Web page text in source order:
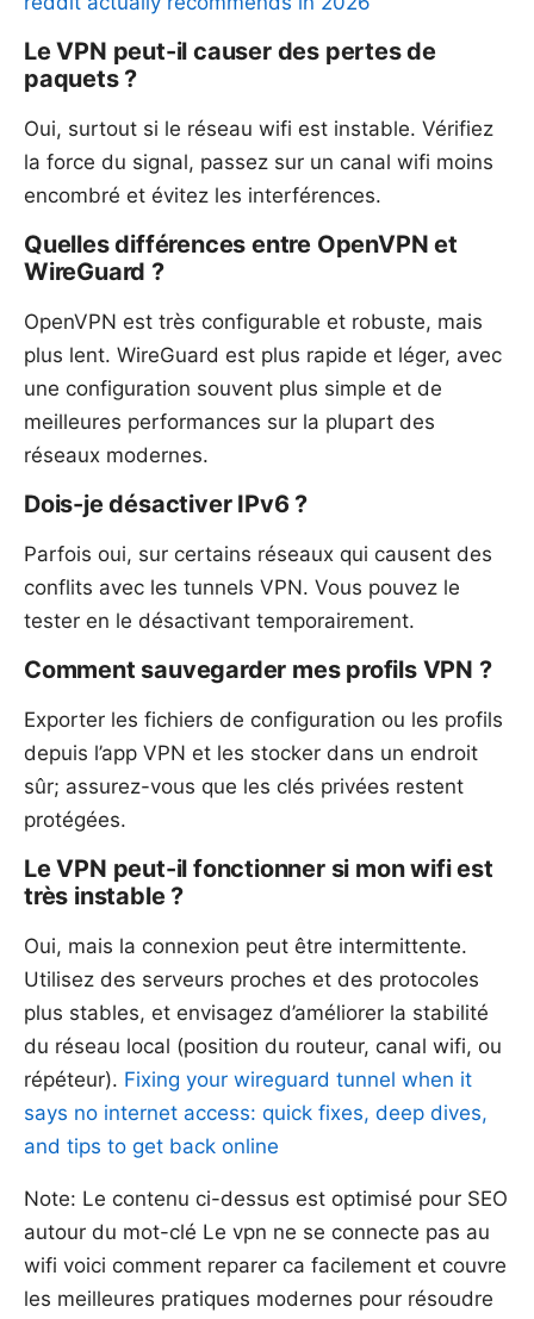
Le VPN peut-il causer des pertes de
paquets ?
Oui, surtout si le réseau wifi est instable. Vérifiez
la force du signal, passez sur un canal wifi moins
encombré et évitez les interférences.
Quelles différences entre OpenVPN et
WireGuard ?
OpenVPN est très configurable et robuste, mais
plus lent. WireGuard est plus rapide et léger, avec
une configuration souvent plus simple et de
meilleures performances sur la plupart des
réseaux modernes.
Dois-je désactiver IPv6 ?
Parfois oui, sur certains réseaux qui causent des
conflits avec les tunnels VPN. Vous pouvez le
tester en le désactivant temporairement.
Comment sauvegarder mes profils VPN ?
Exporter les fichiers de configuration ou les profils
depuis l’app VPN et les stocker dans un endroit
sûr; assurez-vous que les clés privées restent
protégées.
Le VPN peut-il fonctionner si mon wifi est
très instable ?
Oui, mais la connexion peut être intermittente.
Utilisez des serveurs proches et des protocoles
plus stables, et envisagez d’améliorer la stabilité
du réseau local (position du routeur, canal wifi, ou
répéteur). Fixing your wireguard tunnel when it
says no internet access: quick fixes, deep dives,
and tips to get back online
Note: Le contenu ci-dessus est optimisé pour SEO
autour du mot-clé Le vpn ne se connecte pas au
wifi voici comment reparer ca facilement et couvre
les meilleures pratiques modernes pour résoudre